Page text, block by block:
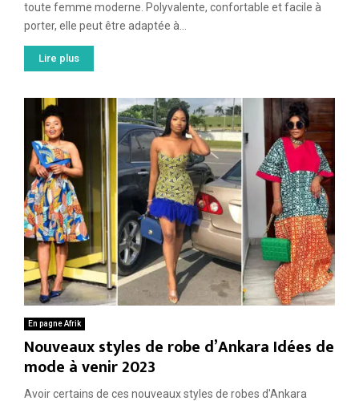
toute femme moderne. Polyvalente, confortable et facile à
porter, elle peut être adaptée à...
Lire plus
En pagne Afrik
Nouveaux styles de robe d’Ankara Idées de
mode à venir 2023
Avoir certains de ces nouveaux styles de robes d'Ankara